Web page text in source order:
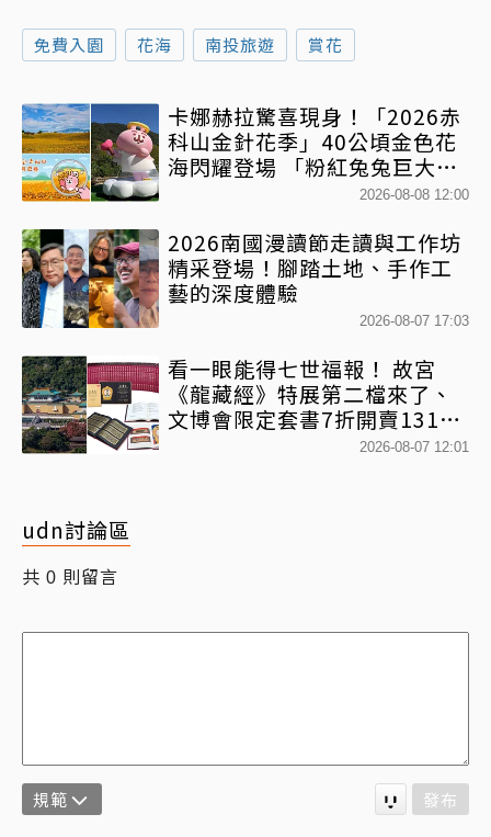
免費入園 花海 南投旅遊 賞花
卡娜赫拉驚喜現身！「2026赤
科山金針花季」40公頃金色花
海閃耀登場 「粉紅兔兔巨大氣
球+超狂500樂遊券」快追
2026-08-08 12:00
2026南國漫讀節走讀與工作坊
精采登場！腳踏土地、手作工
藝的深度體驗
2026-08-07 17:03
看一眼能得七世福報！ 故宮
《龍藏經》特展第二檔來了、
文博會限定套書7折開賣131萬
網驚：貧窮限制想像2026-08-07 12:01
udn討論區
共 0 則留言
規範 發布